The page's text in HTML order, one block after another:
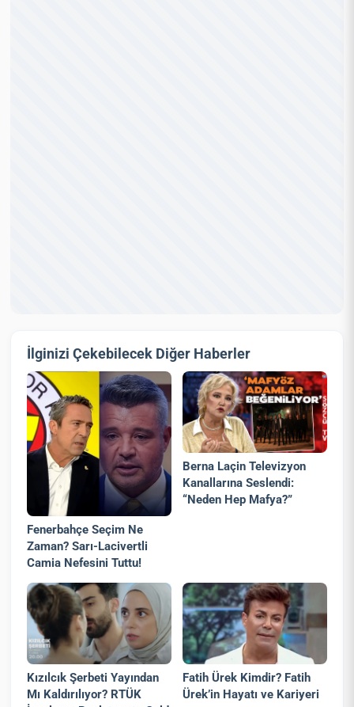
İlginizi Çekebilecek Diğer Haberler
Fenerbahçe Seçim Ne
Zaman? Sarı-Lacivertli
Camia Nefesini Tuttu!
Berna Laçin Televizyon
Kanallarına Seslendi:
“Neden Hep Mafya?”
Kızılcık Şerbeti Yayından
Mı Kaldırılıyor? RTÜK
Fatih Ürek Kimdir? Fatih
Ürek’in Hayatı ve Kariyeri